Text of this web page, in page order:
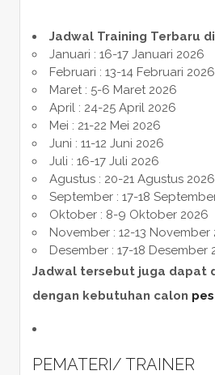
Jadwal Training Terbaru
Januari : 16-17 Januari 2026
Februari : 13-14 Februari 2026
Maret : 5-6 Maret 2026
April : 24-25 April 2026
Mei : 21-22 Mei 2026
Juni : 11-12 Juni 2026
Juli : 16-17 Juli 2026
Agustus : 20-21 Agustus 2026
September : 17-18
Oktober : 8-9 Oktober 2026
November : 12-13 November
Desember : 17-18 Desember
Jadwal tersebut juga dapat
dengan kebutuhan calon
PEMATERI/ TRAINER